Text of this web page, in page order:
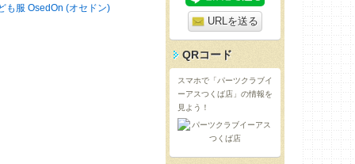
も服 OsedOn (オセドン)
URLを送る
QRコード
スマホで「パーツクラブイ
ーアスつくば店」の情報を
見よう！